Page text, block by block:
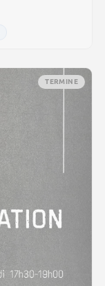
TERMINE